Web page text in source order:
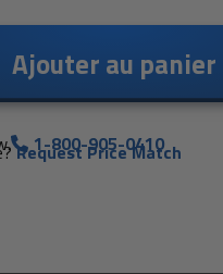
Ajouter au panier
1-800-905-0410
Request Price Match